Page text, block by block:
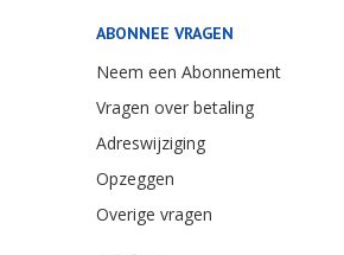
ABONNEE VRAGEN
Neem een Abonnement
Vragen over betaling
Adreswijziging
Opzeggen
Overige vragen